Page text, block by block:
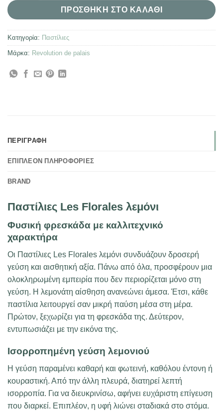
ΠΡΟΣΘΉΚΗ ΣΤΟ ΚΑΛΆΘΙ
Κατηγορία: Παστίλιες
Μάρκα: Revolution de palais
ΠΕΡΙΓΡΑΦΉ
ΕΠΙΠΛΈΟΝ ΠΛΗΡΟΦΟΡΊΕΣ
BRAND
Παστίλιες Les Florales λεμόνι
Φυσική φρεσκάδα με καλλιτεχνικό
χαρακτήρα
Οι Παστίλιες Les Florales λεμόνι συνδυάζουν δροσερή
γεύση και αισθητική αξία. Πάνω από όλα, προσφέρουν μια
ολοκληρωμένη εμπειρία που δεν περιορίζεται μόνο στη
γεύση. Η λεμονάτη αίσθηση ανανεώνει άμεσα. Έτσι, κάθε
παστίλια λειτουργεί σαν μικρή παύση μέσα στη μέρα.
Πρώτον, ξεχωρίζει για τη φρεσκάδα της. Δεύτερον,
εντυπωσιάζει με την εικόνα της.
Ισορροπημένη γεύση λεμονιού
Η γεύση παραμένει καθαρή και φωτεινή, καθόλου έντονη ή
κουραστική. Από την άλλη πλευρά, διατηρεί λεπτή
ισορροπία. Για να διευκρινίσω, αφήνει ευχάριστη επίγευση
που διαρκεί. Επιπλέον, η υφή λιώνει σταδιακά στο στόμα.